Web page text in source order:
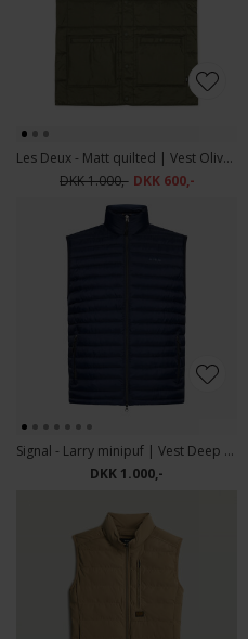
Les Deux - Matt quilted | Vest Olive Night
DKK 1.000,- DKK 600,-
Signal - Larry minipuf | Vest Deep Marine
DKK 1.000,-